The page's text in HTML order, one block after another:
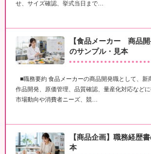
せ、サイズ確認、挙式当日まで…
【食品メーカー 商品
のサンプル・見本
■職務要約 食品メーカーの商品開発職として、新
作品開発、原価管理、品質確認、量産化対応などに
市場動向や消費者ニーズ、競…
【商品企画】職務経歴
本